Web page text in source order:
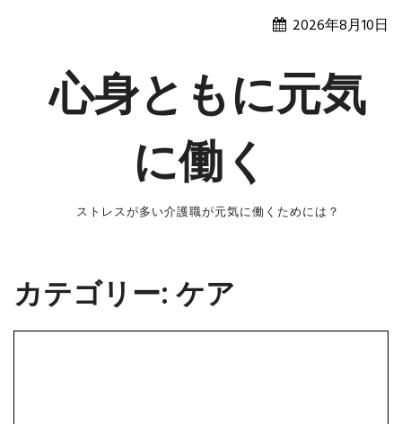
2026年8月10日
心身ともに元気
に働く
ストレスが多い介護職が元気に働くためには？
カテゴリー: ケア